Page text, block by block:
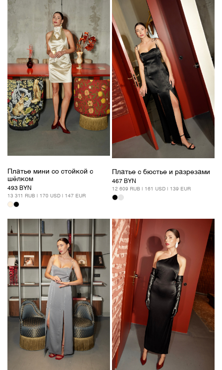
Платье мини со стойкой с
шёлком
493 BYN
13 311 RUB | 170 USD | 147 EUR
Платье с бюстье и разрезами
467 BYN
12 609 RUB | 161 USD | 139 EUR